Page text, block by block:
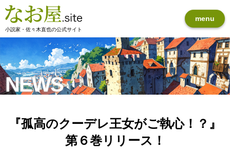
小説家・佐々木直也の公式サイト
menu
NEWS
『孤高のクーデレ王女がご執心！？』
第６巻リリース！